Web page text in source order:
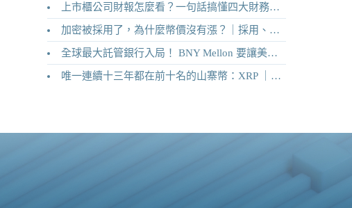
上市櫃公司財報怎麼看？一句話搞懂四大財務報表
加密被採用了，為什麼幣價沒有漲？｜採用、收入與代幣價值捕獲
全球最大託管銀行入局！ BNY Mellon 要讓美債交易 24/7 不打烊
唯一連續十三年都在前十名的山寨幣：XRP ｜Ripple 2026 介紹